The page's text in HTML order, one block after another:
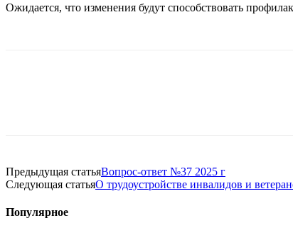
Ожидается, что изменения будут способствовать
Предыдущая статьяВопрос-ответ №37 2025 г
Следующая статьяО трудоустройстве инвалидов и
Популярное